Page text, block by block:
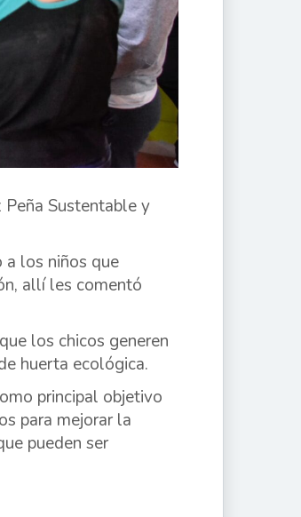
Sustentable y
a los niños que
allí les comentó
los chicos generen
huerta ecológica.
principal objetivo
para mejorar la
pueden ser